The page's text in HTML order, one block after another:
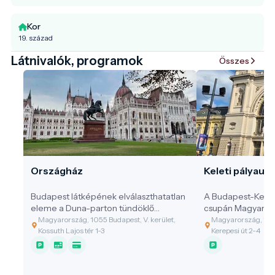
Kor
19. század
Látnivalók, programok Összes
Országház
Budapest látképének elválaszthatatlan
eleme a Duna-parton tündöklő
Országház, amely nem csupán politikai
központ, hanem a magyar
függetlenség és kulturális önazonosság
Magyarország, 1055 Budapest, V. kerület,
Kossuth Lajos tér 1-3
Keleti
A Budapest-
csupán
hanem a főváros
Magyarország,
Kerepesi út 2-4